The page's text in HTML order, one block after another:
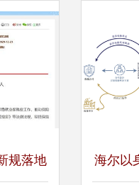
规落地 海尔以